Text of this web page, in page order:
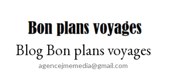
Blog Bon plans voyages
agencejmemedia@gmail.com